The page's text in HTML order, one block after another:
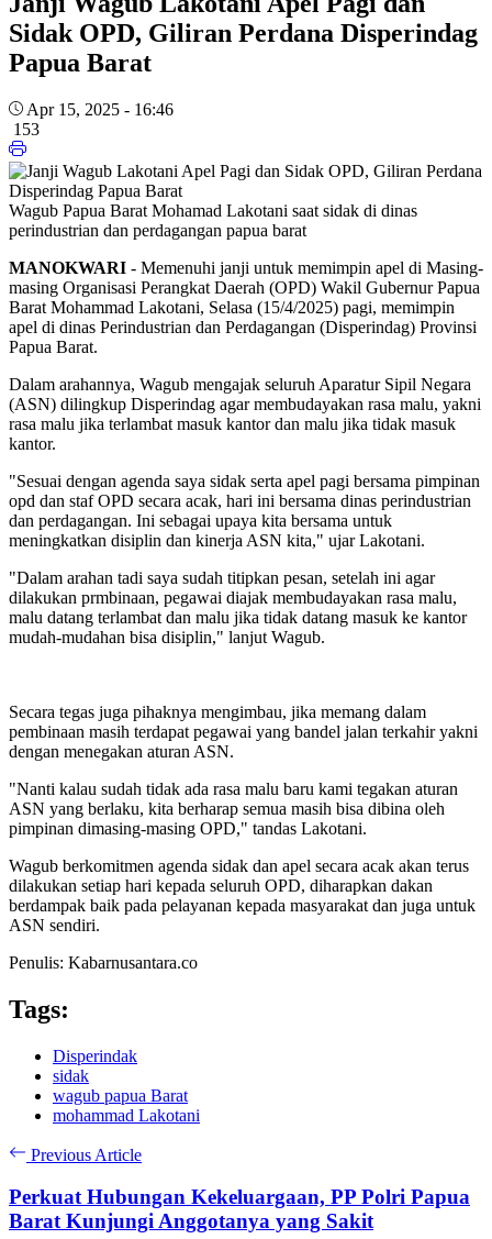
Sidak OPD, Giliran Perdana Disperindag
Papua Barat
Apr 15, 2025 - 16:46
153
Wagub Papua Barat Mohamad Lakotani saat sidak di dinas
perindustrian dan perdagangan papua barat
MANOKWARI - Memenuhi janji untuk memimpin apel di Masing-
masing Organisasi Perangkat Daerah (OPD) Wakil Gubernur Papua
Barat Mohammad Lakotani, Selasa (15/4/2025) pagi, memimpin
apel di dinas Perindustrian dan Perdagangan (Disperindag) Provinsi
Papua Barat.
Dalam arahannya, Wagub mengajak seluruh Aparatur Sipil Negara
(ASN) dilingkup Disperindag agar membudayakan rasa malu, yakni
rasa malu jika terlambat masuk kantor dan malu jika tidak masuk
kantor.
"Sesuai dengan agenda saya sidak serta apel pagi bersama pimpinan
opd dan staf OPD secara acak, hari ini bersama dinas perindustrian
dan perdagangan. Ini sebagai upaya kita bersama untuk
meningkatkan disiplin dan kinerja ASN kita," ujar Lakotani.
"Dalam arahan tadi saya sudah titipkan pesan, setelah ini agar
dilakukan prmbinaan, pegawai diajak membudayakan rasa malu,
malu datang terlambat dan malu jika tidak datang masuk ke kantor
mudah-mudahan bisa disiplin," lanjut Wagub.
Secara tegas juga pihaknya mengimbau, jika memang dalam
pembinaan masih terdapat pegawai yang bandel jalan terkahir yakni
dengan menegakan aturan ASN.
"Nanti kalau sudah tidak ada rasa malu baru kami tegakan aturan
ASN yang berlaku, kita berharap semua masih bisa dibina oleh
pimpinan dimasing-masing OPD," tandas Lakotani.
Wagub berkomitmen agenda sidak dan apel secara acak akan terus
dilakukan setiap hari kepada seluruh OPD, diharapkan dakan
berdampak baik pada pelayanan kepada masyarakat dan juga untuk
ASN sendiri.
Penulis: Kabarnusantara.co
Tags:
Disperindak
sidak
wagub papua Barat
mohammad Lakotani
Previous Article
Perkuat Hubungan Kekeluargaan, PP Polri Papua
Barat Kunjungi Anggotanya yang Sakit